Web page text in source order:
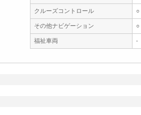
クルーズコントロール ○
その他ナビゲーション ○
福祉車両
-